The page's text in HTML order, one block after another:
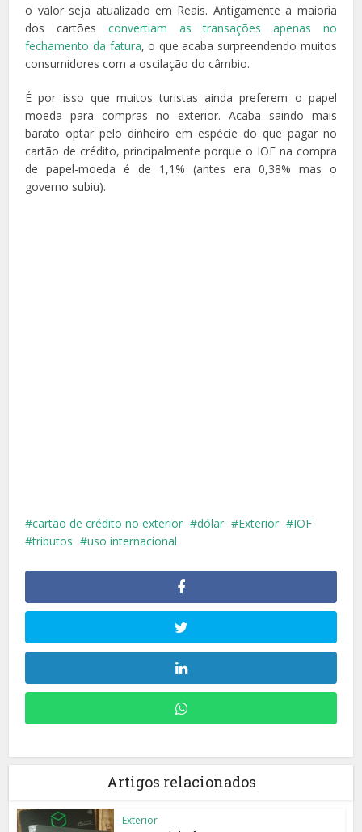
o valor seja atualizado em Reais. Antigamente a maioria
dos cartões convertiam as transações apenas no
fechamento da fatura, o que acaba surpreendendo muitos
consumidores com a oscilação do câmbio.
É por isso que muitos turistas ainda preferem o papel
moeda para compras no exterior. Acaba saindo mais
barato optar pelo dinheiro em espécie do que pagar no
cartão de crédito, principalmente porque o IOF na compra
de papel-moeda é de 1,1% (antes era 0,38% mas o
governo subiu).
cartão de crédito no exterior dólar Exterior
IOF
tributos
uso internacional
Artigos relacionados
Exterior